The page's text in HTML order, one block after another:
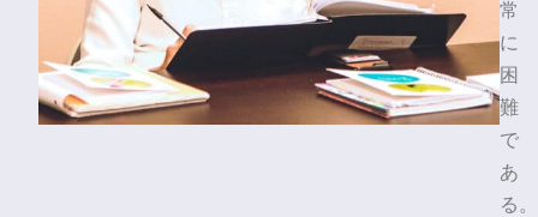
常
に
困
難
で
あ
る。